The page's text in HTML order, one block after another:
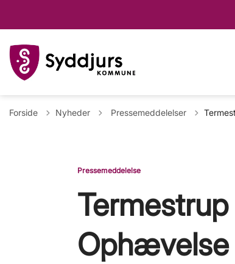
Forside Nyheder Tilbage til
Pressemeddelelser
Pressemeddelelse
Ophævelse